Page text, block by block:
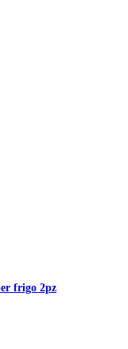
frigo 2pz